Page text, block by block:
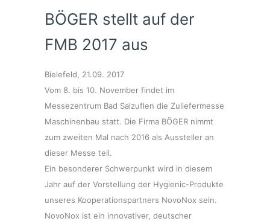
BÖGER stellt auf der
FMB 2017 aus
Bielefeld, 21.09. 2017
Vom 8. bis 10. November findet im
Messezentrum Bad Salzuflen die Zuliefermesse
Maschinenbau statt. Die Firma BÖGER nimmt
zum zweiten Mal nach 2016 als Aussteller an
dieser Messe teil.
Ein besonderer Schwerpunkt wird in diesem
Jahr auf der Vorstellung der Hygienic-Produkte
unseres Kooperationspartners NovoNox sein.
NovoNox ist ein innovativer, deutscher